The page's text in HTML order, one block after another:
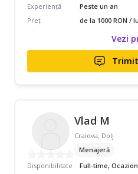
Experiență
Peste un an
Preț
de la 1000 RON /
Vezi
Vlad M
Craiova, Dolj
Menajeră
Disponibilitate
Full-time,